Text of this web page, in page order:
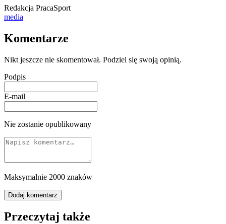
Redakcja PracaSport
media
Komentarze
Nikt jeszcze nie skomentował. Podziel się swoją opinią.
Podpis
E-mail
Nie zostanie opublikowany
Maksymalnie 2000 znaków
Dodaj komentarz
Przeczytaj także